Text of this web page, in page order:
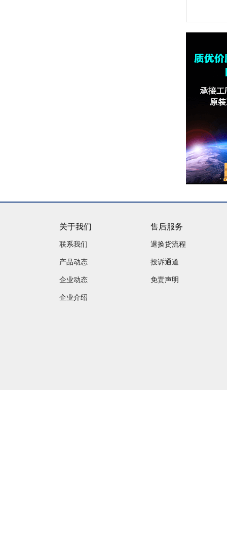
关于我们
联系我们
产品动态
企业动态
企业介绍
售后服务
退换货流程
投诉通道
免责声明